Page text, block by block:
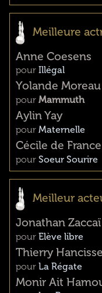
Meilleure
Anne Coesens
pour Illégal
Yolande Moreau
pour Mammuth
Aylin Yay
pour Maternelle
Cécile de France
pour Soeur Sourire
Meilleur
Jonathan Zaccaï
pour Elève libre
Thierry Hancisse
pour La Régate
Monir Ait